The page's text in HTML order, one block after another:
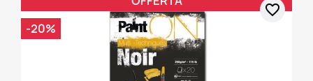
-20%
favorite_border